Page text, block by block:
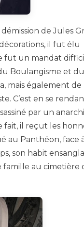
de Jules
il fut élu
fut un mandat
Boulangisme et du
mais également de
C’est en se
par un
fait, il reçut les
au Panthéon, face
son habit
famille au cimetière